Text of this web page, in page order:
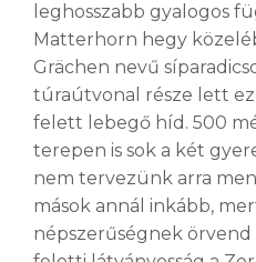
leghosszabb gyalogos
Matterhorn hegy
Grächen nevű
túraútvonal része lett
felett lebegő híd. 500
terepen is sok a két
nem tervezünk arra
mások annál inkább,
népszerűségnek